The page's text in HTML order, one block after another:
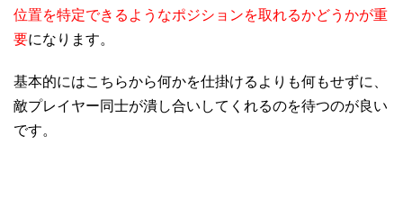
位置を特定できるようなポジションを取れるかどうかが重
要になります。
基本的にはこちらから何かを仕掛けるよりも何もせずに、
敵プレイヤー同士が潰し合いしてくれるのを待つのが良い
です。